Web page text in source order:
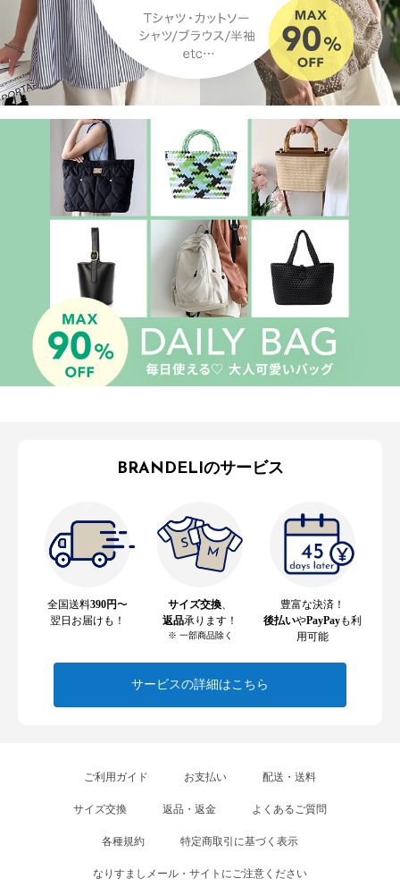
BRANDELIのサービス
全国送料390円〜
翌日お届けも！
サイズ交換
返品承ります！
※ 一部商品除く
豊富な決済！
後払いやPayPayも利
用可能
サービスの詳細はこちら
ご利用ガイド お支払い 配送・送料
サイズ交換 返品・返金 よくあるご質問
各種規約 特定商取引に基づく表示
なりすましメール・サイトにご注意ください